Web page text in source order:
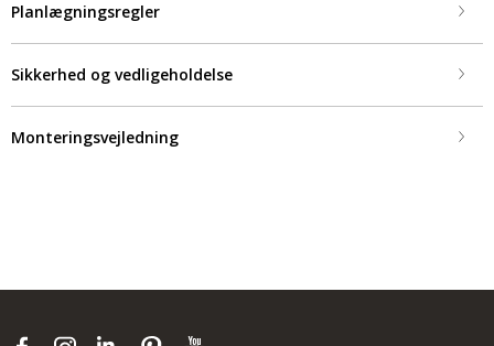
Planlægningsregler
Sikkerhed og vedligeholdelse
Monteringsvejledning